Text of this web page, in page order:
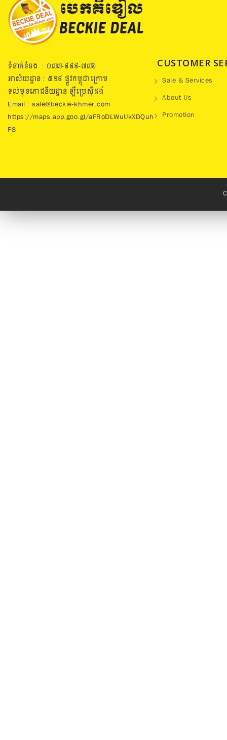
ទំនាក់ទំនង : ០៧៧​-៩៩៩-៧៧៦
អាស័យដ្ឋាន : ៥១៩​ ផ្លូវកម្ពុជាក្រោម
ទល់មុខភោជនីយដ្ឋាន ឡឺប្រេសុីដង់
Email : sale@beckie-khmer.com
https://maps.app.goo.gl/aFRoDLWuUkXDQuh
F8
CUSTOMER
Sale & Services
About Us
Promotion